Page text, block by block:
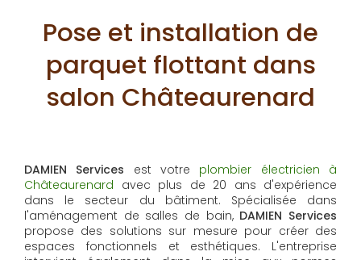
Pose et installation de
parquet flottant dans
salon Châteaurenard
DAMIEN Services est votre plombier électricien à
Châteaurenard avec plus de 20 ans d'expérience
dans le secteur du bâtiment. Spécialisée dans
l'aménagement de salles de bain, DAMIEN Services
propose des solutions sur mesure pour créer des
espaces fonctionnels et esthétiques. L'entreprise